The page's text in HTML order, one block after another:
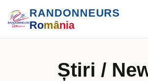
RANDONNEURS
România
Știri /